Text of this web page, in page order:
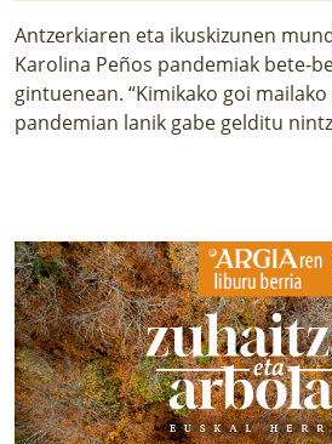
Antzerkiaren eta ikuskizunen
Karolina Peños pandemiak bete-
gintuenean. “Kimikako goi
pandemian lanik gabe gelditu